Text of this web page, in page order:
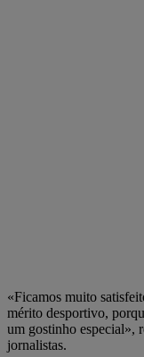
«Ficamos muito
mérito desportivo,
um gostinho especial»,
jornalistas.